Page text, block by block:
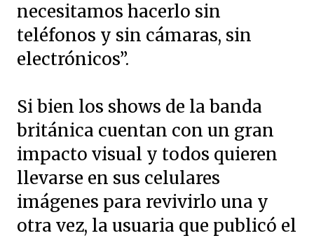
necesitamos hacerlo sin
teléfonos y sin cámaras, sin
electrónicos”.
Si bien los shows de la banda
británica cuentan con un gran
impacto visual y todos quieren
llevarse en sus celulares
imágenes para revivirlo una y
otra vez, la usuaria que publicó el